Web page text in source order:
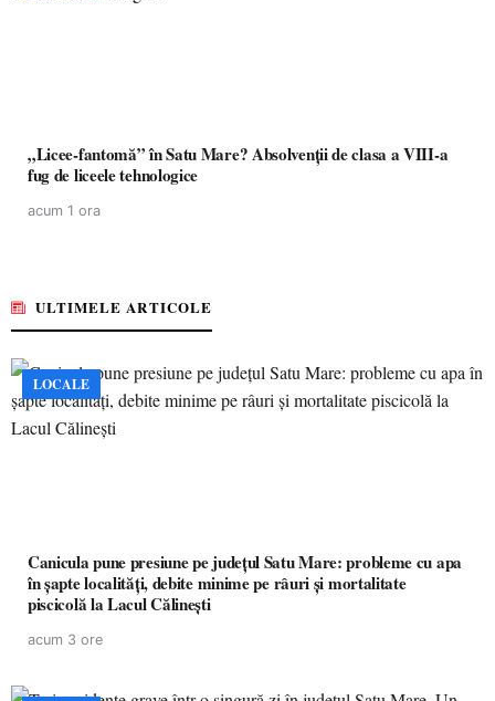
„Licee-fantomă” în Satu Mare? Absolvenții de clasa a VIII-a
fug de liceele tehnologice
acum 1 ora
ULTIMELE ARTICOLE
LOCALE
Canicula pune presiune pe județul Satu Mare: probleme cu apa
în șapte localități, debite minime pe râuri și mortalitate
piscicolă la Lacul Călinești
acum 3 ore